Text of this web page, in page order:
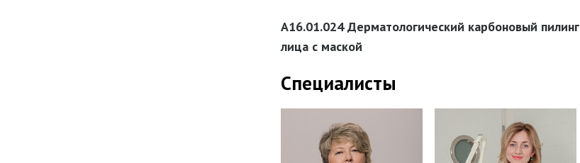
А16.01.024 Дерматологический карбоновый пилинг
лица с маской
Специалисты